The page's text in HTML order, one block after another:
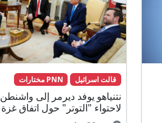
قالت اسرائيل PNN مختارات
نتنياهو يوفد ديرمر إلى واشنطن
لاحتواء "التوتر" حول اتفاق غزة